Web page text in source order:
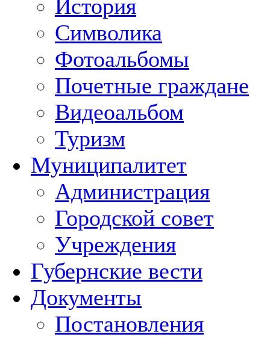
История
Символика
Фотоальбомы
Почетные граждане
Видеоальбом
Туризм
Муниципалитет
Администрация
Городской совет
Учреждения
Губернские вести
Документы
Постановления